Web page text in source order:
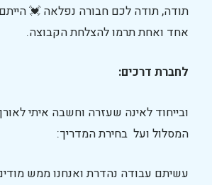
תודה, תודה לכם חבורה נפלאה 💓
אחד ואחת תרמו להצלחת הקבוצה.
לחברת דרכים:
ובייחוד לאינה שעזרה וחשבה איתי
המסלול ועל בחירת המדריך:
עשיתם עבודה נהדרת ואנחנו ממש